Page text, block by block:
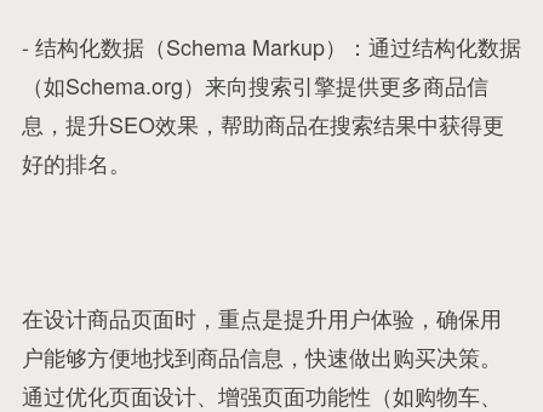
- 结构化数据（Schema Markup）：通过结构化数据
（如Schema.org）来向搜索引擎提供更多商品信
息，提升SEO效果，帮助商品在搜索结果中获得更
好的排名。
在设计商品页面时，重点是提升用户体验，确保用
户能够方便地找到商品信息，快速做出购买决策。
通过优化页面设计、增强页面功能性（如购物车、